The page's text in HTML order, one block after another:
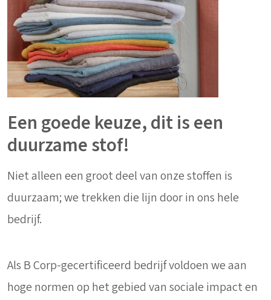
Een goede keuze, dit is een
duurzame stof!
Niet alleen een groot deel van onze stoffen is
duurzaam; we trekken die lijn door in ons hele
bedrijf.
Als B Corp-gecertificeerd bedrijf voldoen we aan
hoge normen op het gebied van sociale impact en